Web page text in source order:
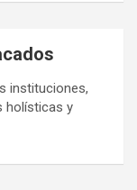
instituciones,
holísticas y